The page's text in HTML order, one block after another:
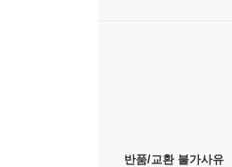
반품/교환 불가사유